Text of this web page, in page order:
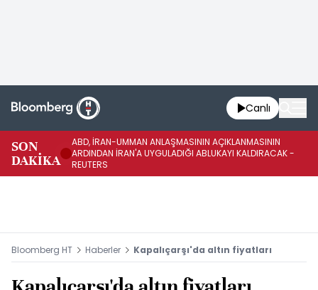
Canlı
SON
DAKİKA
ABD, İRAN-UMMAN ANLAŞMASININ AÇIKLANMASININ
ARDINDAN İRAN'A UYGULADIĞI ABLUKAYI KALDIRACAK -
REUTERS
Bloomberg HT Haberler Kapalıçarşı'da altın fiyatları